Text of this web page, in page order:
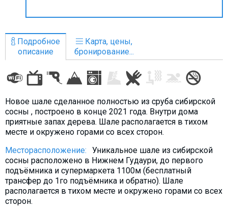
Подробное
описание
Карта, цены,
бронирование...
Новое шале сделанное полностью из сруба сибирской
сосны , построено в конце 2021 года. Внутри дома
приятные запах дерева. Шале располагается в тихом
месте и окружено горами со всех сторон.
Месторасположение:
Уникальное шале из сибирской
сосны расположено в Нижнем Гудаури, до первого
подъёмника и супермаркета 1100м (бесплатный
трансфер до 1го подъёмника и обратно). Шале
располагается в тихом месте и окружено горами со всех
сторон.
Коттеджи
Отели
% Горячие предложения
Казбеги
Другое
ГРУЗИЯ
О Грузии
Визы и Документы
Что пить?
Деньги